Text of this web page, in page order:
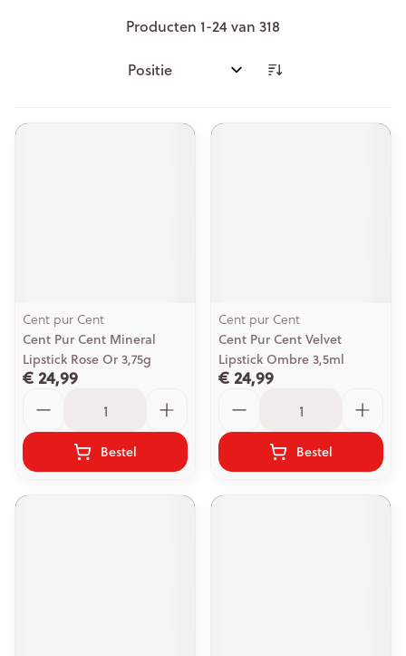
Producten 1-24van 318
Sorteer op:
Cent pur Cent
Cent Pur Cent Mineral
Lipstick Rose Or 3,75g
€ 24,99
Bestel
Cent pur Cent
Cent Pur Cent Velvet
Lipstick Ombre 3,5ml
€ 24,99
Bestel